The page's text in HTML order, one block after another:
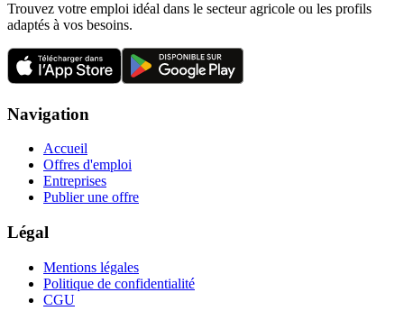
Trouvez votre emploi idéal dans le secteur agricole ou les profils
adaptés à vos besoins.
Navigation
Accueil
Offres d'emploi
Entreprises
Publier une offre
Légal
Mentions légales
Politique de confidentialité
CGU